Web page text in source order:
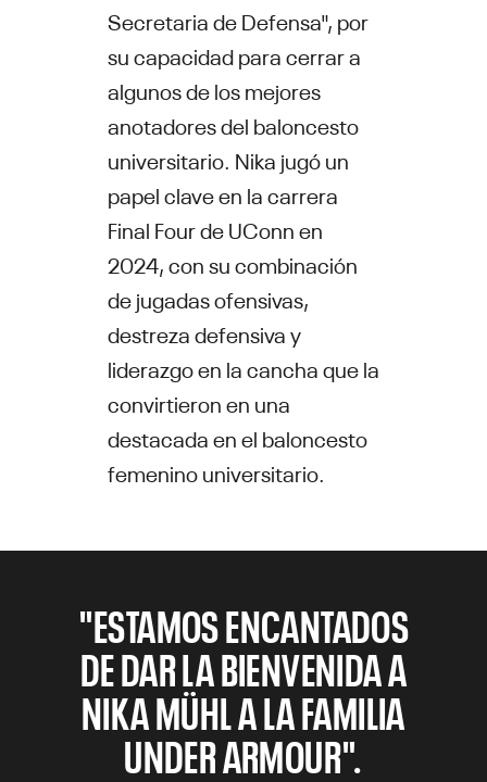
Secretaria de Defensa", por
su capacidad para cerrar a
algunos de los mejores
anotadores del baloncesto
universitario. Nika jugó un
papel clave en la carrera
Final Four de UConn en
2024, con su combinación
de jugadas ofensivas,
destreza defensiva y
liderazgo en la cancha que la
convirtieron en una
destacada en el baloncesto
femenino universitario.
"ESTAMOS ENCANTADOS
DE DAR LA BIENVENIDA A
NIKA MÜHL A LA FAMILIA
UNDER ARMOUR".